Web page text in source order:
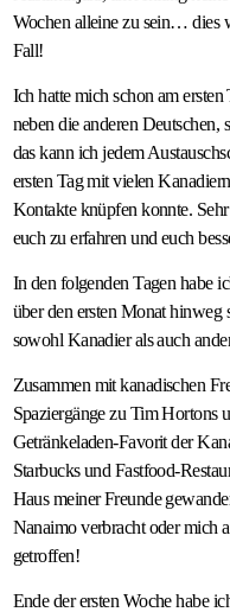
Wochen alleine zu sein… dies
Fall!
Ich hatte mich schon am
neben die anderen Deutschen,
das kann ich jedem
ersten Tag mit vielen
Kontakte knüpfen konnte.
euch zu erfahren und euch
In den folgenden Tagen habe
über den ersten Monat hinweg
sowohl Kanadier als auch
Zusammen mit kanadischen
Spaziergänge zu Tim Hortons
Getränkeladen-Favorit der
Starbucks und Fastfood-
Haus meiner Freunde
Nanaimo verbracht oder mich
getroffen!
Ende der ersten Woche habe